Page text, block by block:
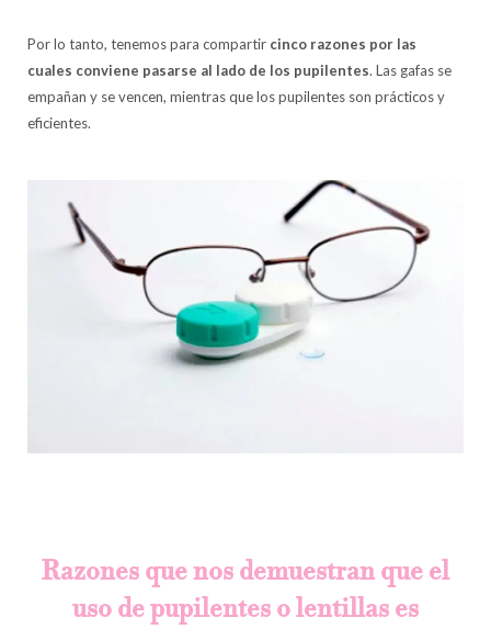
Por lo tanto, tenemos para compartir cinco razones por las
cuales conviene pasarse al lado de los pupilentes. Las gafas se
empañan y se vencen, mientras que los pupilentes son prácticos y
eficientes.
Razones que nos demuestran que el
uso de pupilentes o lentillas es